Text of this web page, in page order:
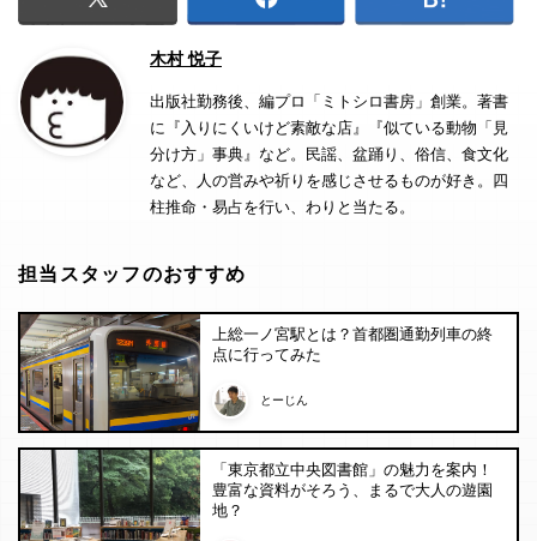
木村 悦子
出版社勤務後、編プロ「ミトシロ書房」創業。著書
に『入りにくいけど素敵な店』『似ている動物「見
分け方」事典』など。民謡、盆踊り、俗信、食文化
など、人の営みや祈りを感じさせるものが好き。四
柱推命・易占を行い、わりと当たる。
担当スタッフのおすすめ
上総一ノ宮駅とは？首都圏通勤列車の終
点に行ってみた
とーじん
「東京都立中央図書館」の魅力を案内！
豊富な資料がそろう、まるで大人の遊園
地？